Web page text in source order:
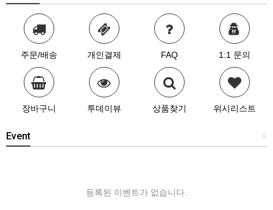
주문/배송 개인결제 FAQ 1:1 문의
장바구니 투데이뷰 상품찾기 위시리스트
+
Event
등록된 이벤트가 없습니다.